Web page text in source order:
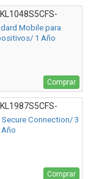
Mobile para
1 Año
Comprar
Connection/ 3
Comprar